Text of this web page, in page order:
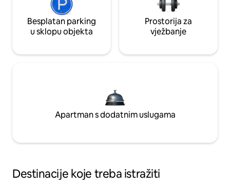
Besplatan parking
u sklopu objekta
Prostorija za
vježbanje
Apartman s dodatnim uslugama
Destinacije koje treba istražiti